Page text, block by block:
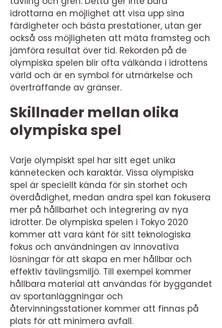
idrottarna en möjlighet att visa upp sina
färdigheter och bästa prestationer, utan ger
också oss möjligheten att mäta framsteg och
jämföra resultat över tid. Rekorden på de
olympiska spelen blir ofta välkända i idrottens
värld och är en symbol för utmärkelse och
överträffande av gränser.
Skillnader mellan olika
olympiska spel
Varje olympiskt spel har sitt eget unika
kännetecken och karaktär. Vissa olympiska
spel är speciellt kända för sin storhet och
överdådighet, medan andra spel kan fokusera
mer på hållbarhet och integrering av nya
idrotter. De olympiska spelen i Tokyo 2020
kommer att vara känt för sitt teknologiska
fokus och användningen av innovativa
lösningar för att skapa en mer hållbar och
effektiv tävlingsmiljö. Till exempel kommer
hållbara material att användas för byggandet
av sportanläggningar och
återvinningsstationer kommer att finnas på
plats för att minimera avfall.